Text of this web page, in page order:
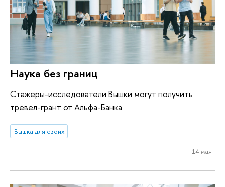
Наука без границ
Стажеры-исследователи Вышки могут получить
тревел-грант от Альфа-Банка
Вышка для своих
14 мая